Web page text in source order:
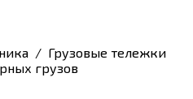
/ Грузовые тележки
грузов